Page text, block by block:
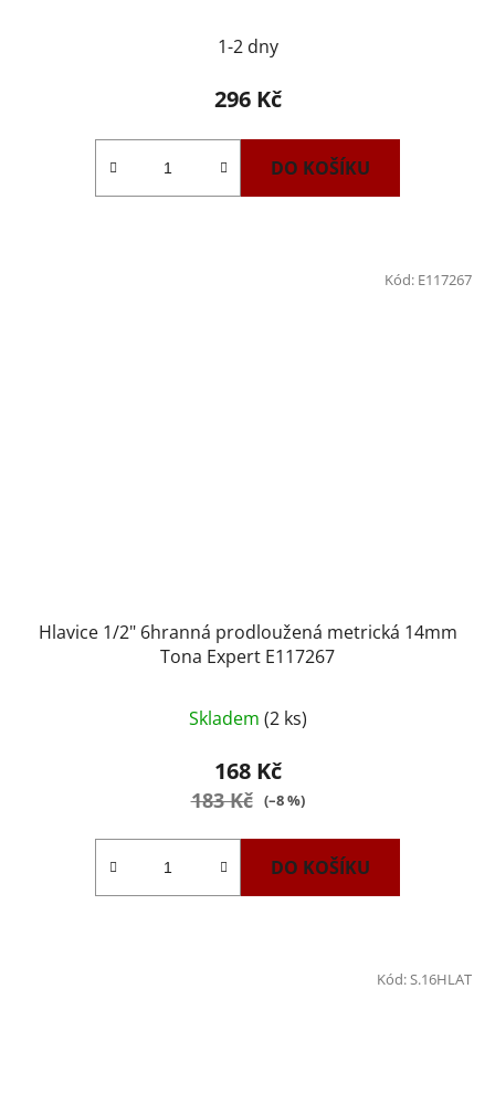
1-2 dny
296 Kč
DO KOŠÍKU
Hlavice 1/2" 6hranná prodloužená metrická 14mm
Tona Expert E117267
Skladem (2 ks)
168 Kč
183 Kč (–8 %)
DO KOŠÍKU
Kód: E117267
Kód: S.16HLAT